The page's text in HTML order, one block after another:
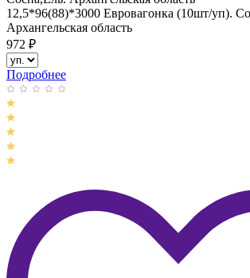
12,5*96(88)*3000 Евровагонка (10шт/уп).
Архангельская область
972 ₽
Подробнее